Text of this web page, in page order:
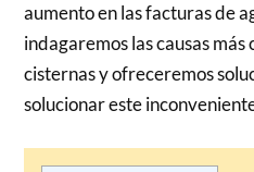
aumento en las facturas de
indagaremos las causas más
cisternas y ofreceremos
solucionar este